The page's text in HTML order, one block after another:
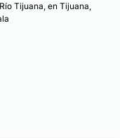
Tijuana, en Tijuana,